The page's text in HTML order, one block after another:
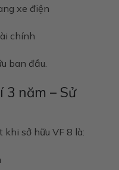
xe điện
chính
ban đầu.
3 năm – Sử
sở hữu VF 8 là: